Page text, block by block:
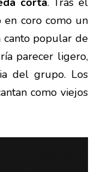
en coro como un
canto popular de
parecer ligero,
del grupo. Los
como viejos